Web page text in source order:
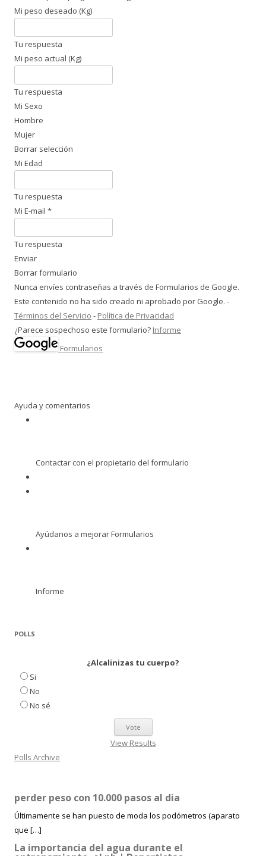
Mi peso deseado (Kg)
Tu respuesta
Mi peso actual (Kg)
Tu respuesta
Mi Sexo
Hombre
Mujer
Borrar selección
Mi Edad
Tu respuesta
Mi E-mail *
Tu respuesta
Enviar
Borrar formulario
Nunca envíes contraseñas a través de Formularios de Google.
Este contenido no ha sido creado ni aprobado por Google. -
Términos del Servicio - Política de Privacidad
¿Parece sospechoso este formulario? Informe
Formularios
Ayuda y comentarios
Contactar con el propietario del formulario
Ayúdanos a mejorar Formularios
Informe
POLLS
¿Alcalinizas tu cuerpo?
Si
No
No sé
View Results
Polls Archive
perder peso con 10.000 pasos al dia
Últimamente se han puesto de moda los podómetros (aparato
que […]
La importancia del agua durante el